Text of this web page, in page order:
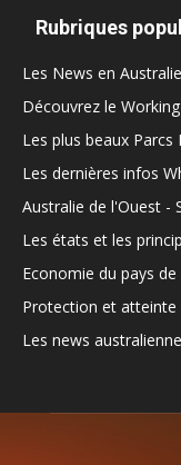
Rubriques
Les News en Australie
Découvrez le
Les plus beaux Parcs
Les dernières infos
Australie de l'Ouest -
Les états et les
Economie du pays de
Protection et
Les news